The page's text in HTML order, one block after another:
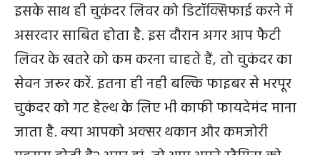
इसके साथ ही चुकंदर लिवर को डिटॉक्सिफाई करने में
असरदार साबित होता है. इस दौरान अगर आप फैटी
लिवर के खतरे को कम करना चाहते हैं, तो चुकंदर का
सेवन जरूर करें. इतना ही नही बल्कि फाइबर से भरपूर
चुकंदर को गट हेल्थ के लिए भी काफी फायदेमंद माना
जाता है. क्या आपको अक्सर थकान और कमजोरी